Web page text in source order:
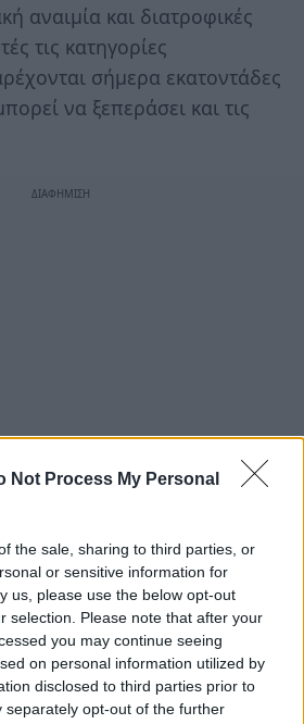
Not Process My Personal
the sale, sharing to third parties, or
or sensitive information for
us, please use the below opt-out
selection. Please note that after your
you may continue seeing
on personal information utilized by
disclosed to third parties prior to
separately opt-out of the further
αναιμία και διατροφικές
τις κατηγορίες
σήμερα εκατοντάδες
να ξεπεράσει και τις